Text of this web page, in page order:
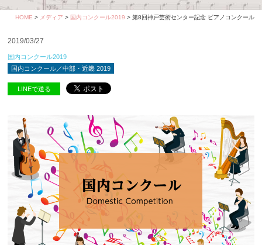
HOME > メディア > 国内コンクール2019 > 第8回神戸芸術センター記念 ピアノコンクール
2019/03/27
国内コンクール2019
国内コンクール／中部・近畿 2019
LINEで送る